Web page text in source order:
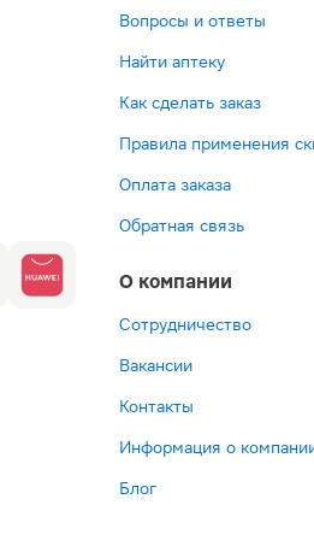
Вопросы и ответы
Найти аптеку
Как сделать заказ
Правила применения
Оплата заказа
Обратная связь
О компании
Сотрудничество
Вакансии
Контакты
Информация о
Блог